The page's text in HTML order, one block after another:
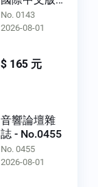
No.0143
No. 0143
2026-08-01
$ 165 元
音響論壇雜
誌 - No.0455
No. 0455
2026-08-01